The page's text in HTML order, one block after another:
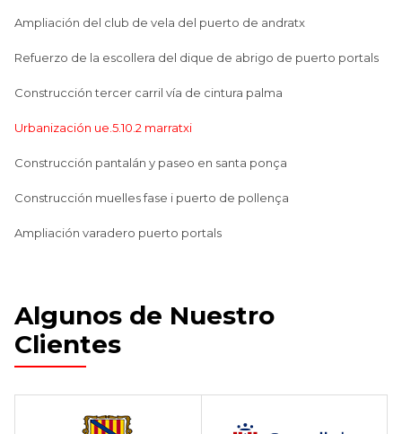
Ampliación del club de vela del puerto de andratx
Refuerzo de la escollera del dique de abrigo de puerto portals
Construcción tercer carril vía de cintura palma
Urbanización ue.5.10.2 marratxi
Construcción pantalán y paseo en santa ponça
Construcción muelles fase i puerto de pollença
Ampliación varadero puerto portals
Algunos de Nuestro
Clientes